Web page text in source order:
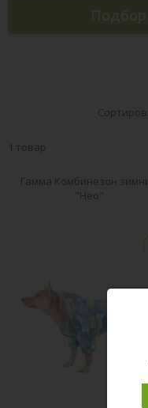
1 товар
Гамма Комбинезон
"Нео"